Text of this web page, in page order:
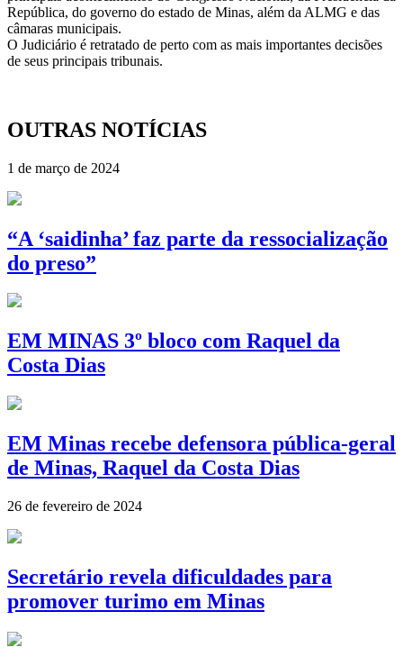
República, do governo do estado de Minas, além da ALMG e das
câmaras municipais.
O Judiciário é retratado de perto com as mais importantes decisões
de seus principais tribunais.
OUTRAS NOTÍCIAS
1 de março de 2024
“A ‘saidinha’ faz parte da ressocialização
do preso”
EM MINAS 3º bloco com Raquel da
Costa Dias
EM Minas recebe defensora pública-geral
de Minas, Raquel da Costa Dias
26 de fevereiro de 2024
Secretário revela dificuldades para
promover turimo em Minas